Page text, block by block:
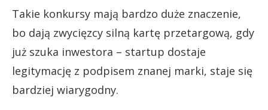
Takie konkursy mają bardzo duże znaczenie,
bo dają zwycięzcy silną kartę przetargową, gdy
już szuka inwestora – startup dostaje
legitymację z podpisem znanej marki, staje się
bardziej wiarygodny.